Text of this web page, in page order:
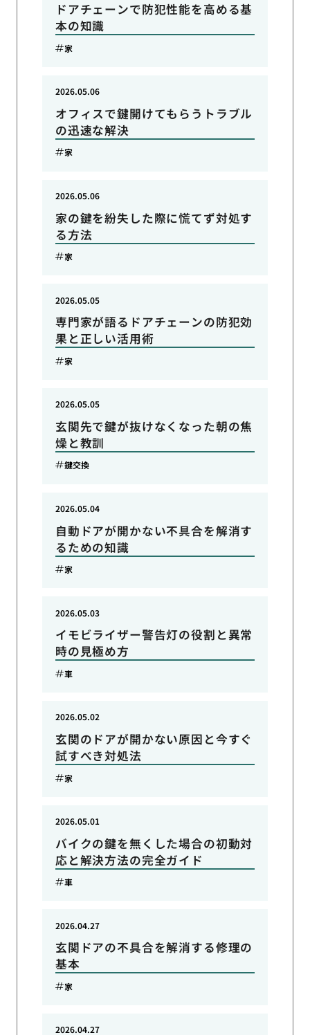
ドアチェーンで防犯性能を高める基
本の知識
家
オフィスで鍵開けてもらうトラブル
の迅速な解決
2026.05.06
家
家の鍵を紛失した際に慌てず対処す
る方法
2026.05.06
家
専門家が語るドアチェーンの防犯効
果と正しい活用術
2026.05.05
家
玄関先で鍵が抜けなくなった朝の焦
燥と教訓
2026.05.05
鍵交換
自動ドアが開かない不具合を解消す
るための知識
2026.05.04
家
イモビライザー警告灯の役割と異常
時の見極め方
2026.05.03
車
玄関のドアが開かない原因と今すぐ
試すべき対処法
2026.05.02
家
バイクの鍵を無くした場合の初動対
応と解決方法の完全ガイド
2026.05.01
車
玄関ドアの不具合を解消する修理の
基本
2026.04.27
家
2026.04.27